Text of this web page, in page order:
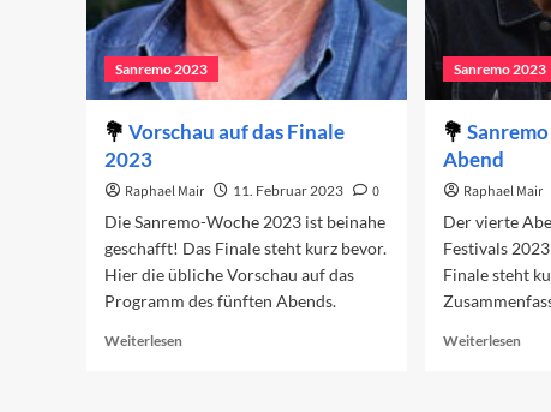
Sanremo 2023
Vorschau auf das Finale
2023
Raphael Mair 11. Februar 2023
0
Die Sanremo-Woche 2023 ist beinahe
geschafft! Das Finale steht kurz bevor.
Hier die übliche Vorschau auf das
Programm des fünften Abends.
Weiterlesen
Sanremo 2023
Abend
Raphael Mair
Der vierte
Festivals
Finale steht
Weiterlesen